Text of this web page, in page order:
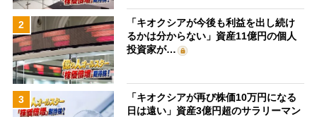
2
「キオクシアが今後も利益を出し続け
るかは分からない」資産11億円の個人
投資家が…
3
「キオクシアが再び株価10万円になる
日は遠い」資産3億円超のサラリーマン